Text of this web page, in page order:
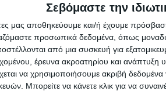
Σεβόμαστε την
μας αποθηκεύουμε και/ή έχουμε
προσωπικά δεδομένα, όπως
από μια συσκευή για
έρευνα ακροατηρίου και ανάπτυξη
να χρησιμοποιήσουμε ακριβή
Μπορείτε να κάνετε κλικ για να